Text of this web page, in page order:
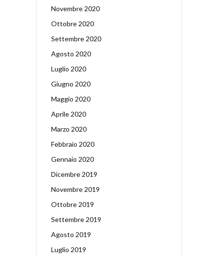
Novembre 2020
Ottobre 2020
Settembre 2020
Agosto 2020
Luglio 2020
Giugno 2020
Maggio 2020
Aprile 2020
Marzo 2020
Febbraio 2020
Gennaio 2020
Dicembre 2019
Novembre 2019
Ottobre 2019
Settembre 2019
Agosto 2019
Luglio 2019